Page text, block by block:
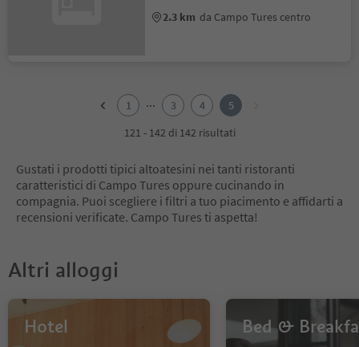
2.3 km da Campo Tures centro
1 ... 3 4
5
121 - 142 di 142 risultati
Gustati i prodotti tipici altoatesini nei tanti ristoranti
caratteristici di Campo Tures oppure cucinando in
compagnia. Puoi scegliere i filtri a tuo piacimento e affidarti a
recensioni verificate. Campo Tures ti aspetta!
Altri alloggi
Hotel Bed &